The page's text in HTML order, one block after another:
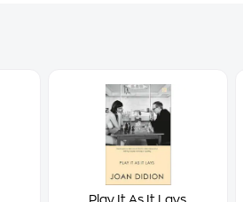
Play It As It Lays